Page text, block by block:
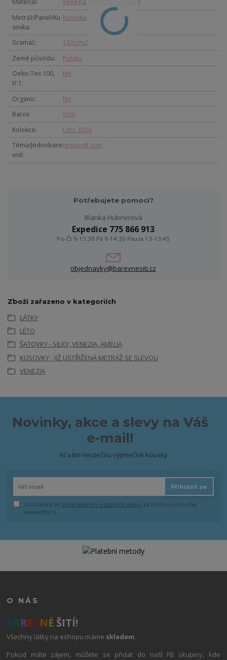
Materiál
Venezia, polyestrový úplet
Metráž/Panel/Ku
sovka
Kusovka
Gramáž
180g/m2
Země původu
Polsko
Oeko-Tex 100,
tř.1
Ne
Organic
Ne
Barva
Vzor
Kolekce
Léto 2026
Téma/Jednobare
vné
leopardí vzor
Potřebujete pomoci?
Blanka Hubnerová
Expedice 775 866 913
Po-Čt 9-15:30 Pá 9-14:30 Pauza 13-13:45
objednavky@barevnesiti.cz
Zboží zařazeno v kategoriích
LÁTKY
LÉTO
ŠATOVKY - SILKY, VENEZIA, AMELIA
KUSOVKY - JIŽ USTŘIŽENÁ METRÁŽ SE SLEVOU
VENEZIA
Novinky, akce a slevy na Váš
e-mail!
Ať vám neutečou výjimečné kousky
Přihlásit se
Souhlasím se zpracováním osobních údajů za účelem rozesílky
newsletteru.
O NÁS
BAREVNÉ ŠITÍ!
Všechny látky na eshopu máme skladem.
Pokud máte zájem, můžete se přidat do naší FB skupiny, kde